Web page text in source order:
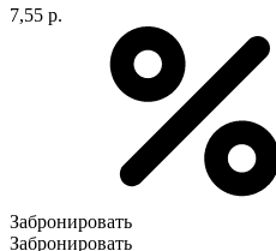
7,55 р.
Забронировать
Забронировать